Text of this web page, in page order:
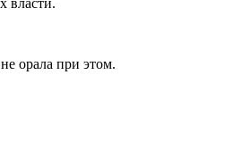
орала при этом.